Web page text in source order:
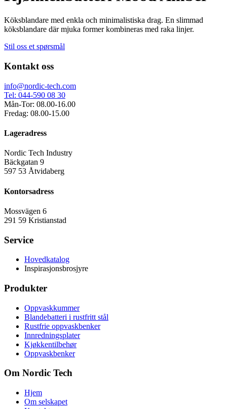
Köksblandare med enkla och minimalistiska drag. En slimmad
köksblandare där mjuka former kombineras med raka linjer.
Stil oss et spørsmål
Kontakt oss
info@nordic-tech.com
Tel: 044-590 08 30
Mån-Tor: 08.00-16.00
Fredag: 08.00-15.00
Lageradress
Nordic Tech Industry
Bäckgatan 9
597 53 Åtvidaberg
Kontorsadress
Mossvägen 6
291 59 Kristianstad
Service
Hovedkatalog
Inspirasjonsbrosjyre
Produkter
Oppvaskkummer
Blandebatteri i rustfritt stål
Rustfrie oppvaskbenker
Innredningsplater
Kjøkkentilbehør
Oppvaskbenker
Om Nordic Tech
Hjem
Om selskapet